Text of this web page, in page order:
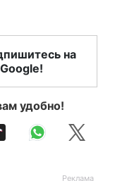
на
удобно!